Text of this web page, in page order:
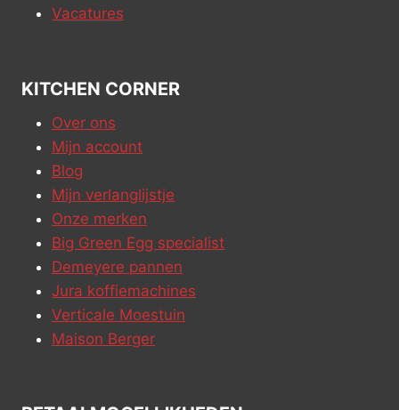
Vacatures
KITCHEN CORNER
Over ons
Mijn account
Blog
Mijn verlanglijstje
Onze merken
Big Green Egg specialist
Demeyere pannen
Jura koffiemachines
Verticale Moestuin
Maison Berger